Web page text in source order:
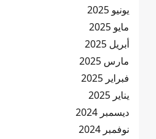
يونيو 2025
مايو 2025
أبريل 2025
مارس 2025
فبراير 2025
يناير 2025
ديسمبر 2024
نوفمبر 2024